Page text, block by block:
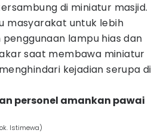
di miniatur masjid.
masyarakat untuk lebih
lampu hias dan
saat membawa miniatur
kejadian serupa di
personel amankan pawai
Istimewa)